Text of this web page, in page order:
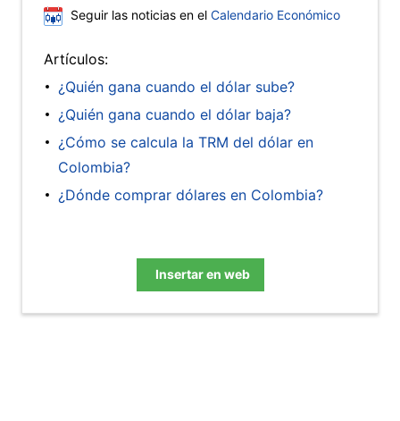
Seguir las noticias en el Calendario Económico
Artículos:
¿Quién gana cuando el dólar sube?
¿Quién gana cuando el dólar baja?
¿Cómo se calcula la TRM del dólar en
Colombia?
¿Dónde comprar dólares en Colombia?
Insertar en web